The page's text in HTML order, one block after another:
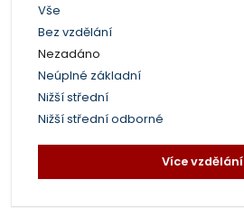
Vše
Bez vzdělání
Nezadáno
Neúplné základní
Nižší střední
Nižší střední odborné
Více vzdělání